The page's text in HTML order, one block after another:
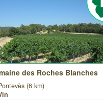
des Roches Blanches
(6 km)